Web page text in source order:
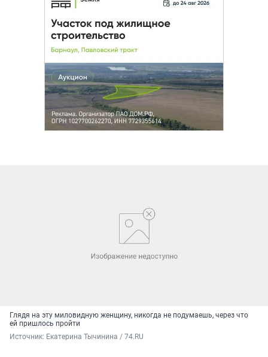
Глядя на эту миловидную женщину, никогда не подумаешь, через что
ей пришлось пройти
Источник: Екатерина Тычинина / 74.RU